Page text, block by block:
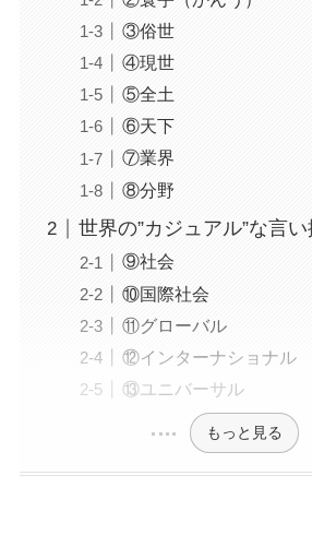
③俗世
④現世
⑤全土
⑥天下
⑦業界
⑧分野
世界の”カジュアル”な言い
⑨社会
⑩国際社会
⑪グローバル
⑫インターナショナル
⑬ユニバーサル
もっと見る